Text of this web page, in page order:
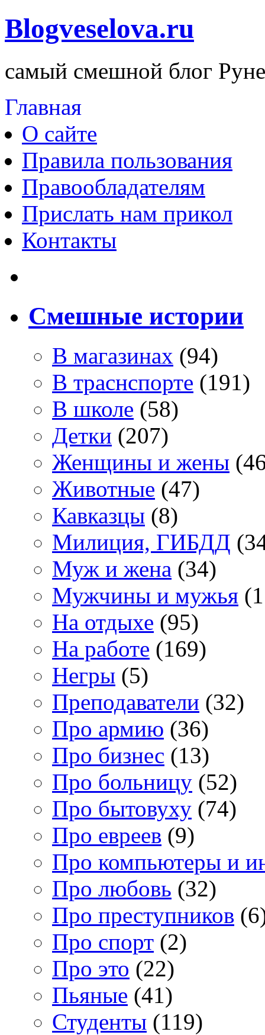
Blogveselova.ru
самый смешной блог
Главная
О сайте
Правила пользования
Правообладателям
Прислать нам прикол
Контакты
Смешные истории
В магазинах (94)
В траснспорте (191)
В школе (58)
Детки (207)
Женщины и жены
Животные (47)
Кавказцы (8)
Милиция, ГИБДД
Муж и жена (34)
Мужчины и мужья
На отдыхе (95)
На работе (169)
Негры (5)
Преподаватели (32)
Про армию (36)
Про бизнес (13)
Про больницу (52)
Про бытовуху (74)
Про евреев (9)
Про компьютеры и
Про любовь (32)
Про преступников
Про спорт (2)
Про это (22)
Пьяные (41)
Студенты (119)